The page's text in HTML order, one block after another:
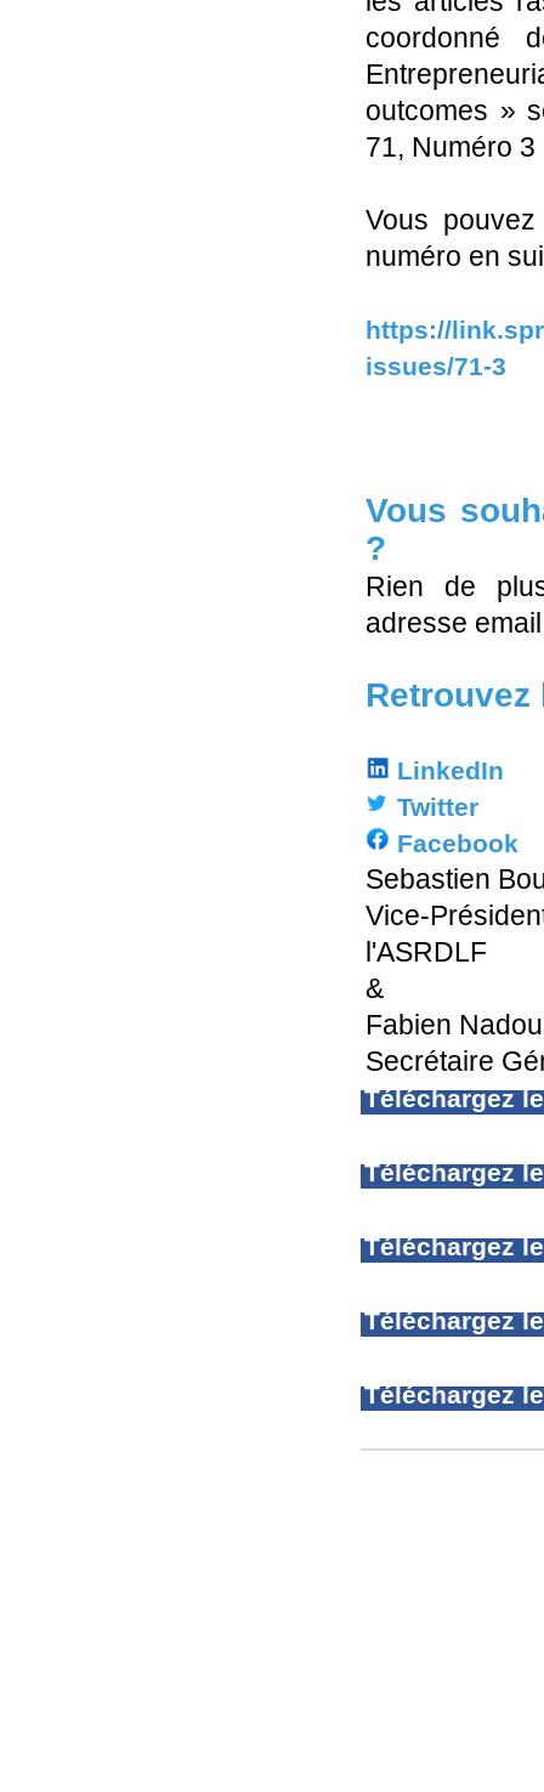
coordonné
outcomes »
71, Numéro
Vous
numéro en
https://
issues/71-3
Vous
?
Rien de
adresse
LinkedIn
Twitter
Facebook
Sebastien
Vice-
l'ASRDLF
&
Fabien Nadou
Secrétaire
Téléchargez
Téléchargez
Téléchargez
Téléchargez
Téléchargez